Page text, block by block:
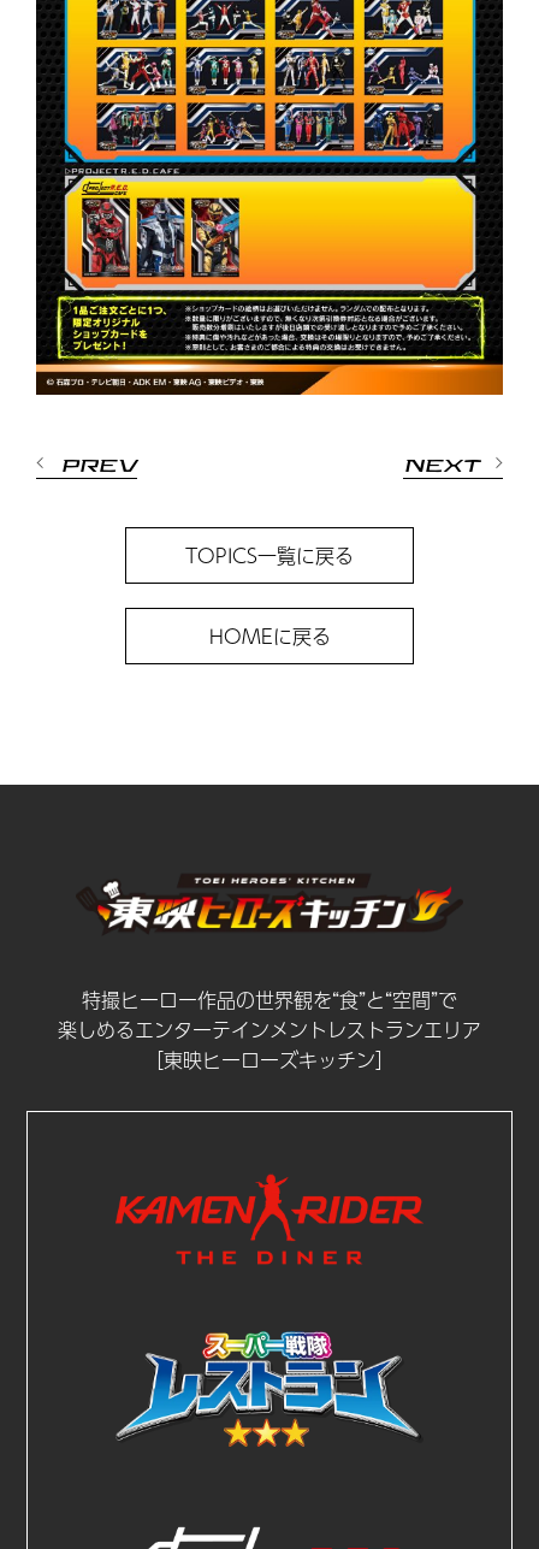
PREV NEXT
TOPICS一覧に戻る
HOMEに戻る
特撮ヒーロー作品の世界観を“食”と“空間”で
楽しめるエンターテインメントレストランエリア
［東映ヒーローズキッチン］